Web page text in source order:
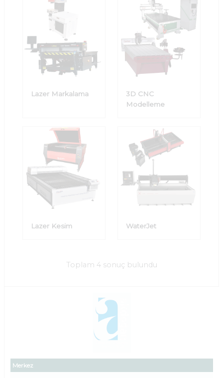
Merkez
Lazer Markalama
3D CNC
Modelleme
Lazer Kesim WaterJet
Toplam 4 sonuç bulundu